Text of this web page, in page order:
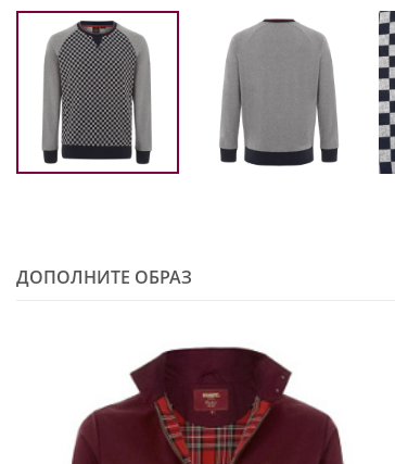
ДОПОЛНИТЕ ОБРАЗ